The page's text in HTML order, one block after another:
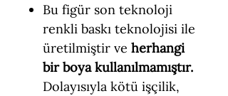
Bu figür son teknoloji
renkli baskı teknolojisi ile
üretilmiştir ve herhangi
bir boya kullanılmamıştır.
Dolayısıyla kötü işçilik,